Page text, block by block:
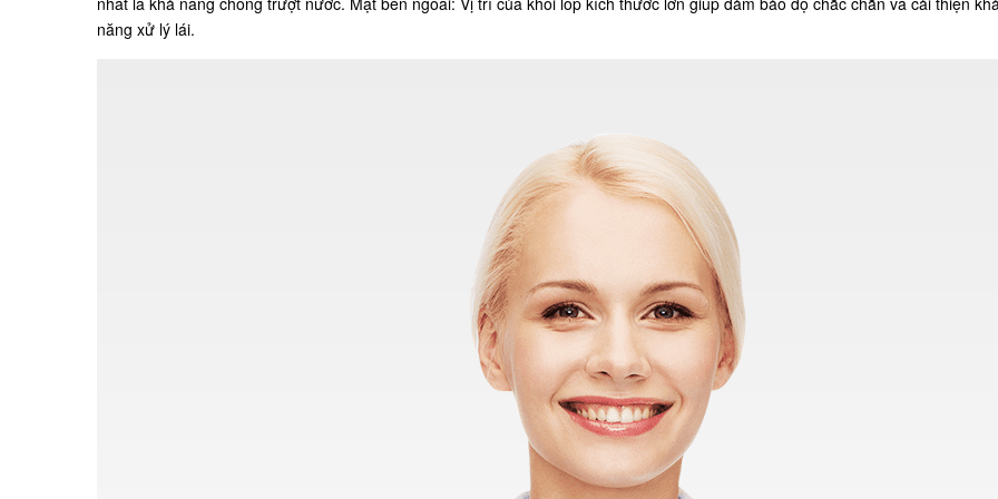
năng xử lý lái.